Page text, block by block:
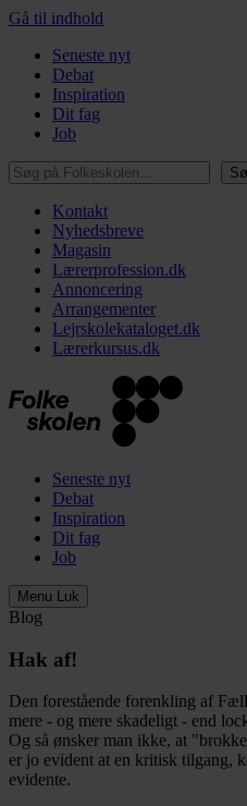
Gå til indhold
Seneste nyt
Debat
Inspiration
Dit fag
Job
Søg på Folkeskolen…
Kontakt
Nyhedsbreve
Magasin
Lærerprofession.dk
Annoncering
Arrangementer
Lejrskolekataloget.dk
Lærerkursus.dk
Seneste nyt
Debat
Inspiration
Dit fag
Job
Menu Luk
Blog
Hak af!
Den forestående forenkling af
mere - og mere skadeligt - end
Og så ønsker man ikke, at
er jo evident at en kritisk tilgang,
evidente.